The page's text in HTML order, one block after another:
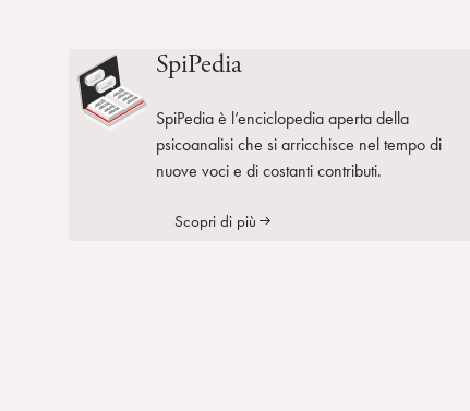
SpiPedia
SpiPedia è l’enciclopedia aperta della
psicoanalisi che si arricchisce nel tempo di
nuove voci e di costanti contributi.
Scopri di più